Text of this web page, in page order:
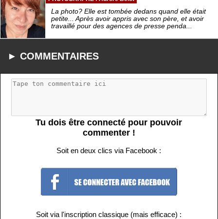
La photo? Elle est tombée dedans quand elle était
petite... Après avoir appris avec son père, et avoir
travaillé pour des agences de presse penda...
► COMMENTAIRES
Tu dois être connecté pour pouvoir
commenter !
Soit en deux clics via Facebook :
Soit via l'inscription classique (mais efficace) :